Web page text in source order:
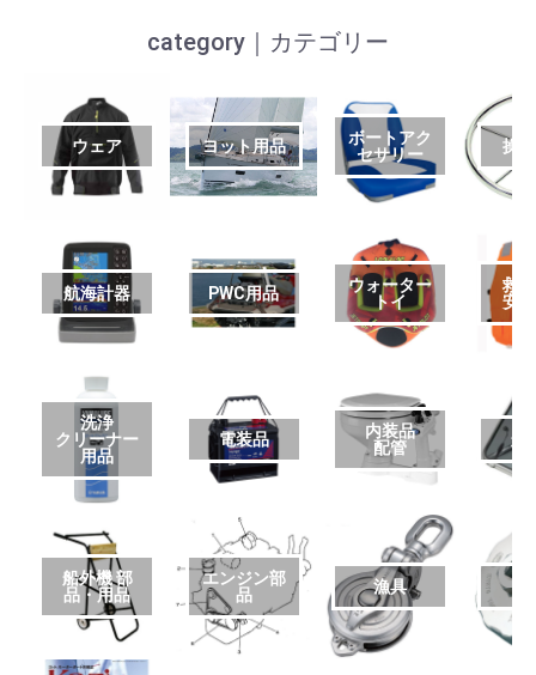
category｜カテゴリー
ウェア ヨット用品
ボートアク
セサリー
操
航海計器 PWC用品
ウォーター
トイ
救
安
洗浄
クリーナー
用品
電装品
内装品
配管
艤
船外機 部
品・用品
エンジン部
品
漁具